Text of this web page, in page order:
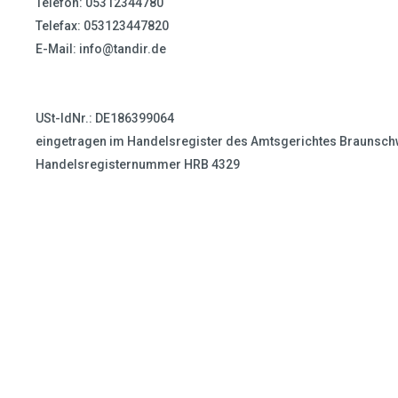
Telefax: 053123447820
E-Mail: info@tandir.de
USt-IdNr.: DE186399064
eingetragen im Handelsregister des Amtsgerichtes
Handelsregisternummer HRB 4329